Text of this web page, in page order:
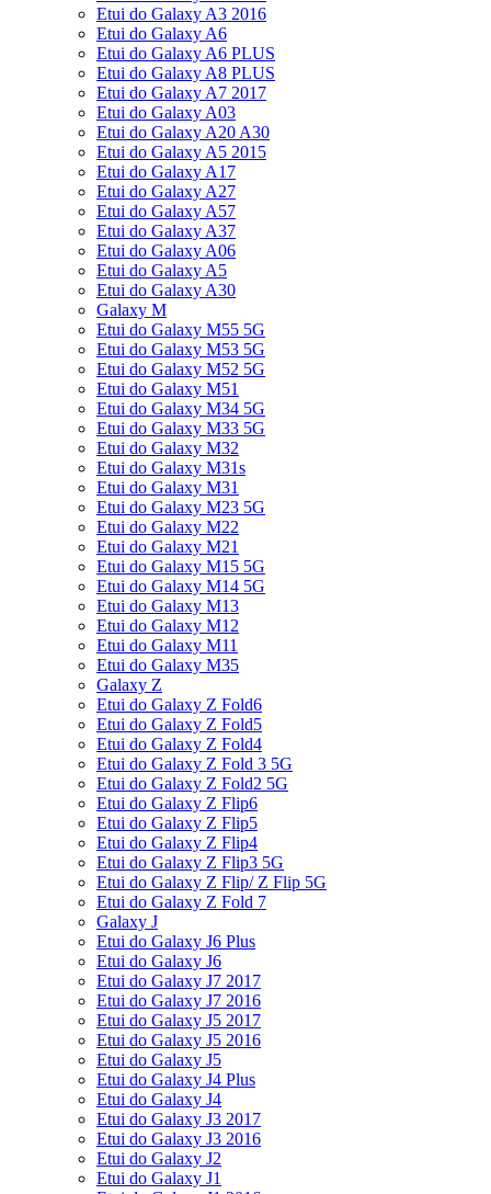
Etui do Galaxy A3 2016
Etui do Galaxy A6
Etui do Galaxy A6 PLUS
Etui do Galaxy A8 PLUS
Etui do Galaxy A7 2017
Etui do Galaxy A03
Etui do Galaxy A20 A30
Etui do Galaxy A5 2015
Etui do Galaxy A17
Etui do Galaxy A27
Etui do Galaxy A57
Etui do Galaxy A37
Etui do Galaxy A06
Etui do Galaxy A5
Etui do Galaxy A30
Galaxy M
Etui do Galaxy M55 5G
Etui do Galaxy M53 5G
Etui do Galaxy M52 5G
Etui do Galaxy M51
Etui do Galaxy M34 5G
Etui do Galaxy M33 5G
Etui do Galaxy M32
Etui do Galaxy M31s
Etui do Galaxy M31
Etui do Galaxy M23 5G
Etui do Galaxy M22
Etui do Galaxy M21
Etui do Galaxy M15 5G
Etui do Galaxy M14 5G
Etui do Galaxy M13
Etui do Galaxy M12
Etui do Galaxy M11
Etui do Galaxy M35
Galaxy Z
Etui do Galaxy Z Fold6
Etui do Galaxy Z Fold5
Etui do Galaxy Z Fold4
Etui do Galaxy Z Fold 3 5G
Etui do Galaxy Z Fold2 5G
Etui do Galaxy Z Flip6
Etui do Galaxy Z Flip5
Etui do Galaxy Z Flip4
Etui do Galaxy Z Flip3 5G
Etui do Galaxy Z Flip/ Z Flip 5G
Etui do Galaxy Z Fold 7
Galaxy J
Etui do Galaxy J6 Plus
Etui do Galaxy J6
Etui do Galaxy J7 2017
Etui do Galaxy J7 2016
Etui do Galaxy J5 2017
Etui do Galaxy J5 2016
Etui do Galaxy J5
Etui do Galaxy J4 Plus
Etui do Galaxy J4
Etui do Galaxy J3 2017
Etui do Galaxy J3 2016
Etui do Galaxy J2
Etui do Galaxy J1